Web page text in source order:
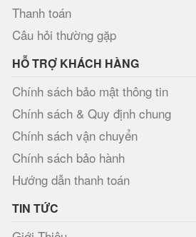
Thanh toán
Câu hỏi thường gặp
HỖ TRỢ KHÁCH HÀNG
Chính sách bảo mật thông tin
Chính sách & Quy định chung
Chính sách vận chuyển
Chính sách bảo hành
Hướng dẫn thanh toán
TIN TỨC